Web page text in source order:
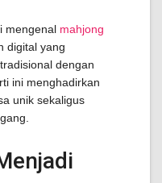
mengenal mahjong
digital yang
dengan
ini menghadirkan
unik sekaligus